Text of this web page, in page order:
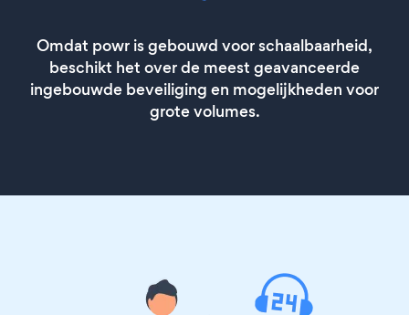
Omdat powr is gebouwd voor schaalbaarheid,
beschikt het over de meest geavanceerde
ingebouwde beveiliging en mogelijkheden voor
grote volumes.